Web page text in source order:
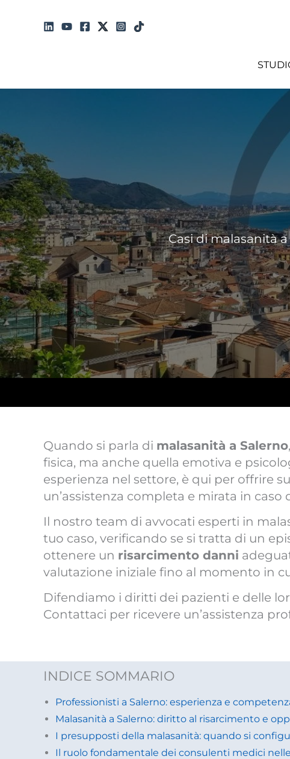
Casi di malasanità
Quando si parla di malasanità a Salerno
fisica, ma anche quella emotiva e
esperienza nel settore, è qui per offrire
un’assistenza completa e mirata in caso
Il nostro team di avvocati esperti in
tuo caso, verificando se si tratta di un
ottenere un risarcimento danni
valutazione iniziale fino al momento in
Difendiamo i diritti dei pazienti e delle
Contattaci per ricevere un’assistenza
INDICE SOMMARIO
Professionisti a Salerno: esperienza e
Malasanità a Salerno: diritto al risarcimento e
I presupposti della malasanità: quando si
Il ruolo fondamentale dei consulenti medici